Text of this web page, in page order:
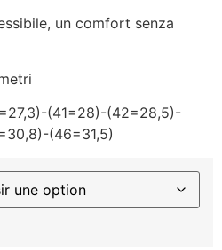
un comfort senza
(41=28)-(42=28,5)-
(46=31,5)